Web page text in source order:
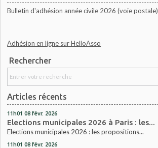
Bulletin d'adhésion année civile 2026 (voie postale)
Adhésion en ligne sur HelloAsso
Rechercher
Articles récents
11h01 08 févr. 2026
Elections municipales 2026 à Paris : les...
Elections municipales 2026 : les propositions...
11h01 08 févr. 2026